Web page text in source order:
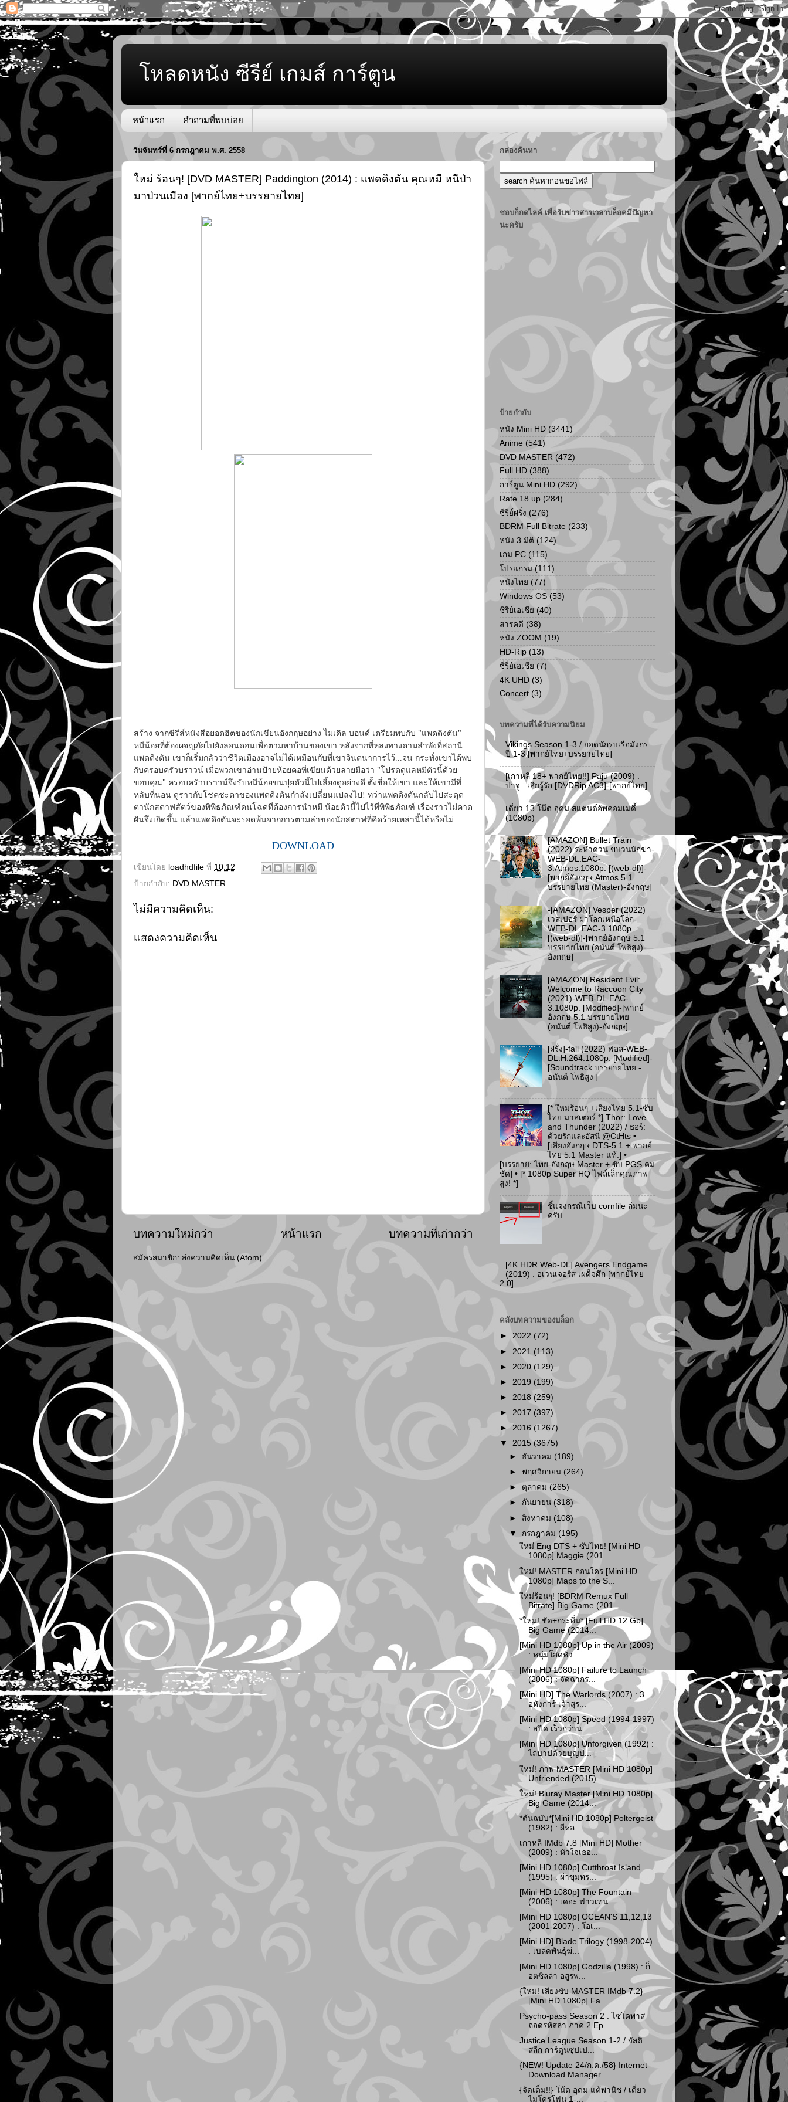
โหลดหนัง ซีรีย์ เกมส์ การ์ตูน
หน้าแรก คำถามที่พบบ่อย
วันจันทร์ที่ 6 กรกฎาคม พ.ศ. 2558
ใหม่ ร้อนๆ! [DVD MASTER] Paddington (2014) : แพดดิงตัน คุณหมี หนีป่า
มาป่วนเมือง [พากย์ไทย+บรรยายไทย]
สร้าง จากซีรีส์หนังสือยอดฮิตของนักเขียนอังกฤษอย่าง ไมเคิล บอนด์ เตรียมพบกับ "แพดดิงตัน"
หมีน้อยที่ต้องผจญภัยไปยังลอนดอนเพื่อตามหาบ้านของเขา หลังจากที่หลงทางตามลำพังที่สถานี
แพดดิงตัน เขาก็เริ่มกลัวว่าชีวิตเมืองอาจไม่ได้เหมือนกับที่เขาจินตนาการไว้...จน กระทั่งเขาได้พบ
กับครอบครัวบราวน์ เมื่อพวกเขาอ่านป้ายห้อยคอที่เขียนด้วยลายมือว่า "โปรดดูแลหมีตัวนี้ด้วย
ขอบคุณ" ครอบครัวบราวน์จึงรับหมีน้อยขนปุยตัวนี้ไปเลี้ยงดูอย่างดี ตั้งชื่อให้เขา และให้เขามีที่
หลับที่นอน ดูราวกับโชคชะตาของแพดดิงตันกำลังเปลี่ยนแปลงไป! ทว่าแพดดิงตันกลับไปสะดุด
ตานักสตาฟสัตว์ของพิพิธภัณฑ์คนโฉดที่ต้องการนำหมี น้อยตัวนี้ไปไว้ที่พิพิธภัณฑ์ เรื่องราวไม่คาด
ฝันจึงเกิดขึ้น แล้วแพดดิงตันจะรอดพ้นจากการตามล่าของนักสตาฟที่คิดร้ายเหล่านี้ได้หรือไม่
DOWNLOAD
เขียนโดย loadhdfile ที่ 10:12
ป้ายกำกับ: DVD MASTER
ไม่มีความคิดเห็น:
แสดงความคิดเห็น
บทความใหม่กว่า บทความที่เก่ากว่า
หน้าแรก
สมัครสมาชิก: ส่งความคิดเห็น (Atom)
กล่องค้นหา
ชอบก็กดไลค์ เพื่อรับข่าวสารเวลาบล็อคมีปัญหา
นะครับ
ป้ายกำกับ
หนัง Mini HD (3441)
Anime (541)
DVD MASTER (472)
Full HD (388)
การ์ตูน Mini HD (292)
Rate 18 up (284)
ซีรีย์ฝรั่ง (276)
BDRM Full Bitrate (233)
หนัง 3 มิติ (124)
เกม PC (115)
โปรแกรม (111)
หนังไทย (77)
Windows OS (53)
ซีรีย์เอเชีย (40)
สารคดี (38)
หนัง ZOOM (19)
HD-Rip (13)
ซี่รี่ย์เอเชีย (7)
4K UHD (3)
Concert (3)
บทความที่ได้รับความนิยม
Vikings Season 1-3 / ยอดนักรบเรือมังกร
ปี 1-3 [พากย์ไทย+บรรยายไทย]
[เกาหลี 18+ พากย์ไทย!!] Paju (2009) :
ปาจู...เสียรู้รัก [DVDRip AC3]-[พากย์ไทย]
เดี่ยว 13 โน๊ต อุดม สแตนด์อัพคอมเมดี้
(1080p)
[AMAZON] Bullet Train
(2022) ระห่ำด่วน ขบวนนักฆ่า-
WEB-DL.EAC-
3.Atmos.1080p. [(web-dl)]-
[พากย์อังกฤษ Atmos 5.1
บรรยายไทย (Master)-อังกฤษ]
-[AMAZON] Vesper (2022)
เวสเปอร์ ฝ่าโลกเหนือโลก-
WEB-DL.EAC-3.1080p.
[(web-dl)]-[พากย์อังกฤษ 5.1
บรรยายไทย (อนันต์ โพธิสูง)-
อังกฤษ]
[AMAZON] Resident Evil:
Welcome to Raccoon City
(2021)-WEB-DL.EAC-
3.1080p. [Modified]-[พากย์
อังกฤษ 5.1 บรรยายไทย
(อนันต์ โพธิสูง)-อังกฤษ]
[ฝรั่ง]-fall (2022) ฟอล-WEB-
DL.H.264.1080p. [Modified]-
[Soundtrack บรรยายไทย -
อนันต์ โพธิสูง ]
[* ใหม่ร้อนๆ +เสียงไทย 5.1-ซับ
ไทย มาสเตอร์ *] Thor: Love
and Thunder (2022) / ธอร์:
ด้วยรักและอัสนี @CtHts •
[เสียงอังกฤษ DTS-5.1 + พากย์
ไทย 5.1 Master แท้.] •
[บรรยาย: ไทย-อังกฤษ Master + ซับ PGS คม
ชัด] • [* 1080p Super HQ ไฟล์เล็กคุณภาพ
สูง! *]
ชี้แจงกรณีเว็บ cornfile ล่มนะ
ครับ
[4K HDR Web-DL] Avengers Endgame
(2019) : อเวนเจอร์ส เผด็จศึก [พากย์ไทย
2.0]
คลังบทความของบล็อก
► 2022 (72)
► 2021 (113)
► 2020 (129)
► 2019 (199)
► 2018 (259)
► 2017 (397)
► 2016 (1267)
▼ 2015 (3675)
► ธันวาคม (189)
►พฤศจิกายน (264)
► ตุลาคม (265)
► กันยายน(318)
►สิงหาคม (108)
▼ กรกฎาคม(195)
ใหม่ Eng DTS + ซับไทย! [Mini HD
1080p] Maggie (201...
ใหม่! MASTER ก่อนใคร [Mini HD
1080p] Maps to the S...
ใหม่ร้อนๆ! [BDRM Remux Full
Bitrate] Big Game (201...
*ใหม่! ชัด+กระหึ่ม* [Full HD 12 Gb]
Big Game (2014...
[Mini HD 1080p] Up in the Air (2009)
: หนุ่มโสดหัว...
[Mini HD 1080p] Failure to Launch
(2006) : จัดฉากร...
[Mini HD] The Warlords (2007) : 3
อหังการ์ เจ้าสุร...
[Mini HD 1080p] Speed (1994-1997)
: สปีด เร็วกว่าน...
[Mini HD 1080p] Unforgiven (1992) :
ไถ่บาปด้วยบุญป...
ใหม่! ภาพ MASTER [Mini HD 1080p]
Unfriended (2015)...
ใหม่! Bluray Master [Mini HD 1080p]
Big Game (2014...
*ต้นฉบับ*[Mini HD 1080p] Poltergeist
(1982) : ผีหล...
เกาหลี IMdb 7.8 [Mini HD] Mother
(2009) : หัวใจเธอ...
[Mini HD 1080p] Cutthroat Island
(1995) : ผ่าขุมทร...
[Mini HD 1080p] The Fountain
(2006) : เดอะ ฟาวเทน ...
[Mini HD 1080p] OCEAN'S 11,12,13
(2001-2007) : โอเ...
[Mini HD] Blade Trilogy (1998-2004)
: เบลดพันธุ์ฆ่...
[Mini HD 1080p] Godzilla (1998) : ก็
อตซิลล่า อสูรพ...
{ใหม่! เสียงซับ MASTER IMdb 7.2}
[Mini HD 1080p] Fa...
Psycho-pass Season 2 : ไซโคพาส
ถอดรหัสล่า ภาค 2 Ep...
Justice League Season 1-2 / จัสติ
สลีก การ์ตูนซุปเป...
{NEW! Update 24/ก.ค./58} Internet
Download Manager...
{จัดเต็ม!!} โน้ต อุดม แต้พานิช / เดี่ยว
ไมโครโฟน 1-...